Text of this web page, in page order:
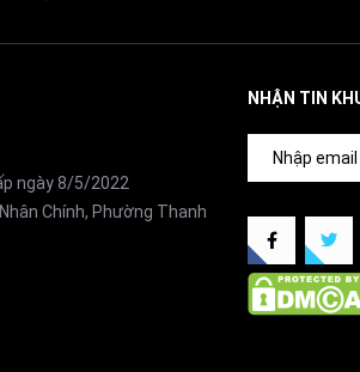
sàn gỗ, sàn gạch và cả thảm. Giẻ
ngày 8/5/2022
Chính, Phường Thanh
NHẬN TIN